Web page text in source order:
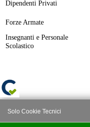
Dipendenti Privati
Forze Armate
Insegnanti e Personale
Scolastico
Solo Cookie Tecnici